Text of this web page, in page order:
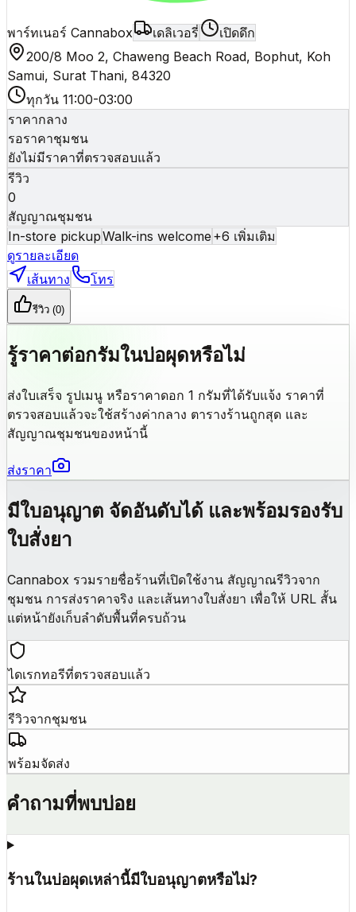
พาร์ทเนอร์ Cannabox เดลิเวอรี่
เปิดดึก
200/8 Moo 2, Chaweng Beach Road, Bophut, Koh
Samui, Surat Thani, 84320
ทุกวัน 11:00-03:00
ราคากลาง
รอราคาชุมชน
ยังไม่มีราคาที่ตรวจสอบแล้ว
รีวิว
0
สัญญาณชุมชน
In-store pickupWalk-ins welcome +6 เพิ่มเติม
ดูรายละเอียด
เส้นทาง
โทร
รีวิว (0)
รู้ราคาต่อกรัมในบ่อผุดหรือไม่
ส่งใบเสร็จ รูปเมนู หรือราคาดอก 1 กรัมที่ได้รับแจ้ง ราคาที่
ตรวจสอบแล้วจะใช้สร้างค่ากลาง ตารางร้านถูกสุด และ
สัญญาณชุมชนของหน้านี้
ส่งราคา
มีใบอนุญาต จัดอันดับได้ และพร้อมรองรับ
ใบสั่งยา
Cannabox รวมรายชื่อร้านที่เปิดใช้งาน สัญญาณรีวิวจาก
ชุมชน การส่งราคาจริง และเส้นทางใบสั่งยา เพื่อให้ URL สั้น
แต่หน้ายังเก็บลำดับพื้นที่ครบถ้วน
ไดเรกทอรีที่ตรวจสอบแล้ว
รีวิวจากชุมชน
พร้อมจัดส่ง
คำถามที่พบบ่อย
ร้านในบ่อผุดเหล่านี้มีใบอนุญาตหรือไม่?